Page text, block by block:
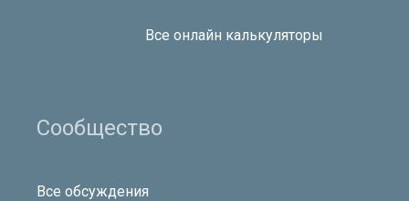
Все онлайн калькуляторы
Сообщество
Все обсуждения